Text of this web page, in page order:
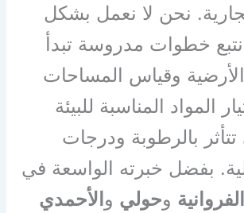
نحن لا نعمل بشكل
خطوات مدروسة تبدأ
وقياس المساحات
المواد المناسبة للبيئة
تتأثر بالرطوبة ودرجات
بفضل خبرته الواسعة في
الفروانية وحولي و الأحمدي